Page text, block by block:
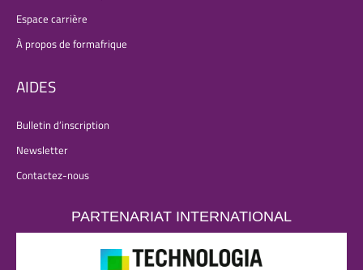
Espace carrière
À propos de formafrique
AIDES
Bulletin d’inscription
Newsletter
Contactez-nous
PARTENARIAT INTERNATIONAL